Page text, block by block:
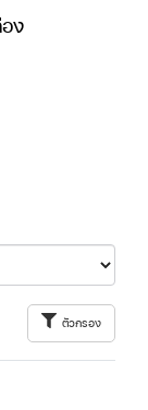
ง
ตัวกรอง